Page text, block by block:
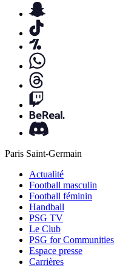
Paris Saint-Germain
Actualité
Football masculin
Football féminin
Handball
PSG TV
Le Club
PSG for Communities
Espace presse
Carrières